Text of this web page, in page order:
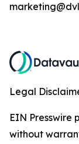
Legal
EIN Presswire
without